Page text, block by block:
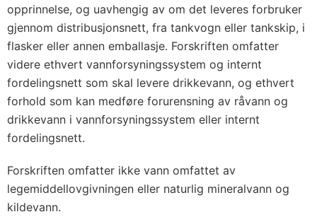
opprinnelse, og uavhengig av om det leveres forbruker
gjennom distribusjonsnett, fra tankvogn eller tankskip, i
flasker eller annen emballasje. Forskriften omfatter
videre ethvert vannforsyningssystem og internt
fordelingsnett som skal levere drikkevann, og ethvert
forhold som kan medføre forurensning av råvann og
drikkevann i vannforsyningssystem eller internt
fordelingsnett.
Forskriften omfatter ikke vann omfattet av
legemiddellovgivningen eller naturlig mineralvann og
kildevann.